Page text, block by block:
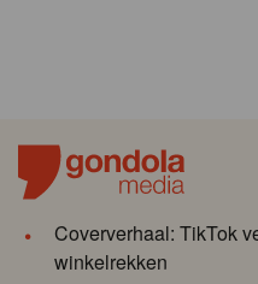
Coververhaal: TikTok
winkelrekken